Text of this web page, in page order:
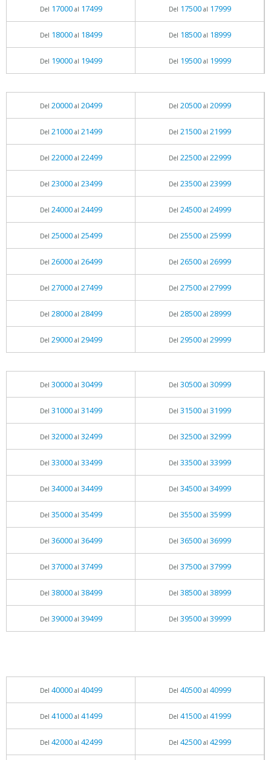
Del 17000al 17499 Del 17500al 17999
Del 18000al 18499 Del 18500al 18999
Del 19000al 19499 Del 19500al 19999
Del 20000al 20499 Del 20500al 20999
Del 21000al 21499 Del 21500al 21999
Del 22000al 22499 Del 22500al 22999
Del 23000al 23499 Del 23500al 23999
Del 24000al 24499 Del 24500al 24999
Del 25000al 25499 Del 25500al 25999
Del 26000al 26499 Del 26500al 26999
Del 27000al 27499 Del 27500al 27999
Del 28000al 28499 Del 28500al 28999
Del 29000al 29499 Del 29500al 29999
Del 30000al 30499 Del 30500al 30999
Del 31000al 31499 Del 31500al 31999
Del 32000al 32499 Del 32500al 32999
Del 33000al 33499 Del 33500al 33999
Del 34000al 34499 Del 34500al 34999
Del 35000al 35499 Del 35500al 35999
Del 36000al 36499 Del 36500al 36999
Del 37000al 37499 Del 37500al 37999
Del 38000al 38499 Del 38500al 38999
Del 39000al 39499 Del 39500al 39999
Del 40000al 40499 Del 40500al 40999
Del 41000al 41499 Del 41500al 41999
Del 42000al 42499 Del 42500al 42999